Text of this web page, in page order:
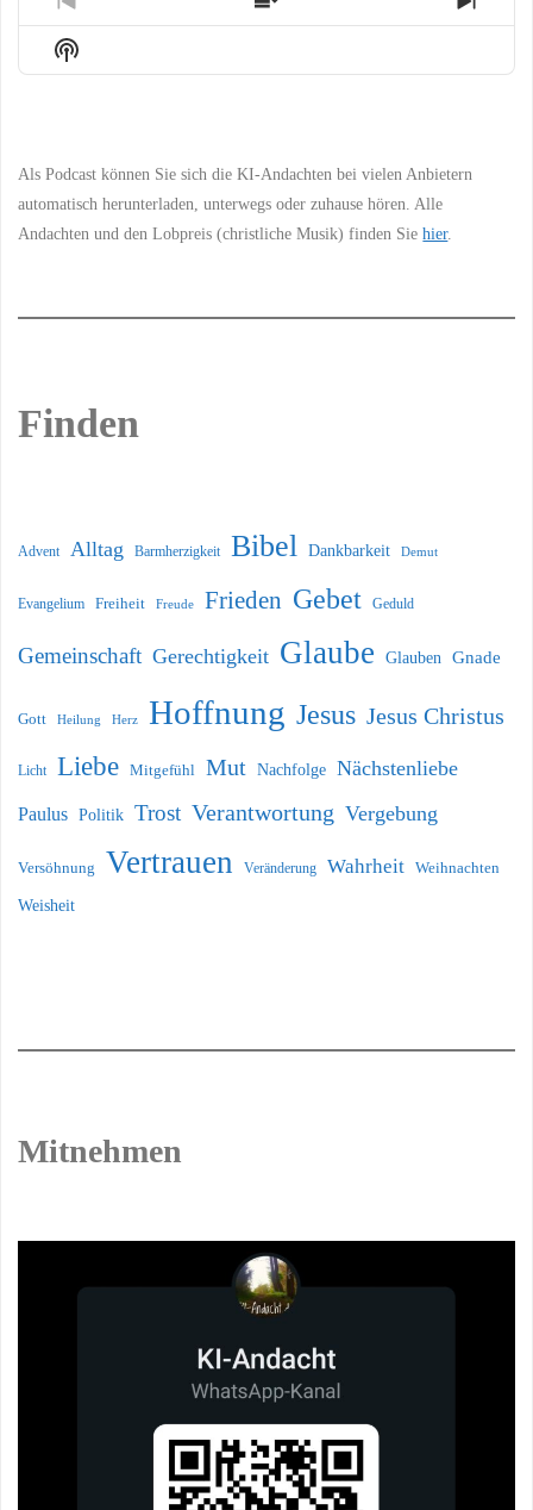
Previous
Episode
Show
Episodes
Next
Show
Podcast
Als Podcast können Sie sich die KI-Andachten bei vielen Anbietern
automatisch herunterladen, unterwegs oder zuhause hören. Alle
Andachten und den Lobpreis (christliche Musik) finden Siehier.
Finden
Advent Alltag Barmherzigkeit Bibel Dankbarkeit Demut
Evangelium Freiheit Freude Frieden Gebet Geduld
Gemeinschaft Gerechtigkeit Glaube Glauben Gnade
Gott Heilung Herz Hoffnung Jesus Jesus Christus
Licht Liebe Mitgefühl Mut Nachfolge Nächstenliebe
Paulus Politik Trost Verantwortung Vergebung
Versöhnung Vertrauen Veränderung Wahrheit Weihnachten
Weisheit
Mitnehmen